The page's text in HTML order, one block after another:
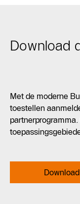
Download
Met de moderne
toestellen